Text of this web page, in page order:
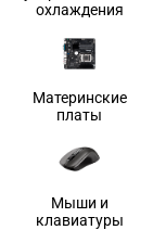
охлаждения
Материнские
платы
Мыши и
клавиатуры